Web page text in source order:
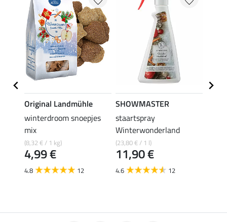
Original Landmühle
winterdroom snoepjes
mix
(8,32 € / 1 kg)
4,99 €
4.8 12
SHOWMASTER
staartspray
Winterwonderland
(23,80 € / 1 l)
11,90 €
4.6 12